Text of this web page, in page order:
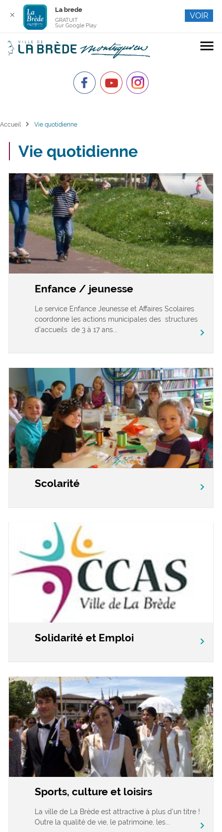
menu
Accueil chevron_right Vie quotidienne
Vie quotidienne
Enfance / jeunesse
Le service Enfance Jeunesse et Affaires Scolaires
coordonne les actions municipales des structures
d’accueils de 3 à 17 ans...
chevron_right
Scolarité chevron_right
Solidarité et Emploi chevron_right
Sports, culture et loisirs
La ville de La Brède est attractive à plus d’un titre !
Outre la qualité de vie, le patrimoine, les...
chevron_right
✕
La brede
GRATUIT
Sur Google Play
VOIR